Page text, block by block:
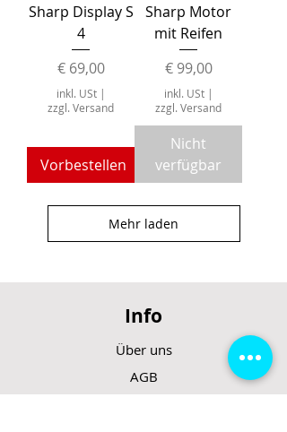
Sharp Display S
4
Preis
€ 69,00
inkl. USt|
zzgl. Versand
Vorbestellen
Sharp Motor
mit Reifen
Preis
€ 99,00
inkl. USt|
zzgl. Versand
Nicht
verfügbar
Mehr laden
Info
Über uns
AGB